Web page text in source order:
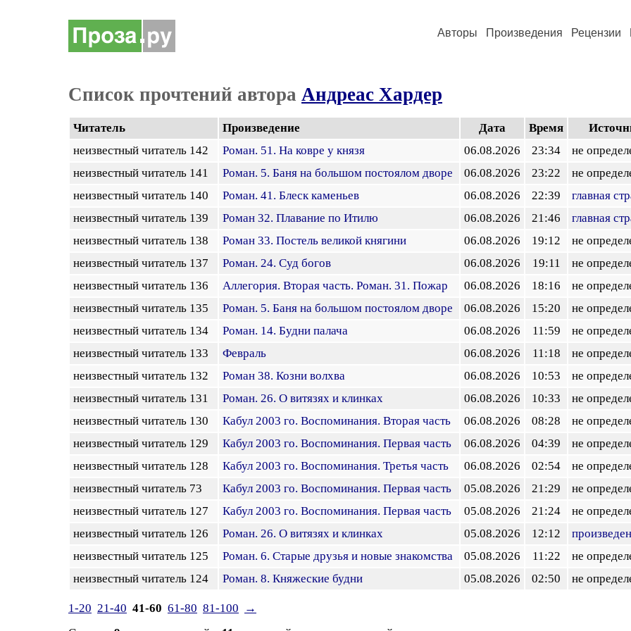
Авторы Произведения Рецензии
Список прочтений автора Андреас Хардер
Читатель Произведение Дата Время
неизвестный читатель 142
Роман. 51. На ковре у князя 06.08.2026 23:34
не
неизвестный читатель 141
Роман. 5. Баня на большом постоялом дворе 06.08.2026 23:22
не
неизвестный читатель 140
Роман. 41. Блеск каменьев 06.08.2026 22:39
главная
неизвестный читатель 139
Роман 32. Плавание по Итилю 06.08.2026 21:46
главная
неизвестный читатель 138
Роман 33. Постель великой княгини 06.08.2026 19:12
не
неизвестный читатель 137
Роман. 24. Суд богов 06.08.2026 19:11
не
неизвестный читатель 136
Аллегория. Вторая часть. Роман. 31. Пожар 06.08.2026 18:16
не
неизвестный читатель 135
Роман. 5. Баня на большом постоялом дворе 06.08.2026 15:20
не
неизвестный читатель 134
Роман. 14. Будни палача 06.08.2026 11:59
не
неизвестный читатель 133
Февраль 06.08.2026 11:18
не
неизвестный читатель 132
Роман 38. Козни волхва 06.08.2026 10:53
не
неизвестный читатель 131
Роман. 26. О витязях и клинках 06.08.2026 10:33
не
неизвестный читатель 130
Кабул 2003 го. Воспоминания. Вторая часть 06.08.2026 08:28
не
неизвестный читатель 129
Кабул 2003 го. Воспоминания. Первая часть 06.08.2026 04:39
не
неизвестный читатель 128
Кабул 2003 го. Воспоминания. Третья часть 06.08.2026 02:54
не
неизвестный читатель 73
Кабул 2003 го. Воспоминания. Первая часть 05.08.2026 21:29
не
неизвестный читатель 127
Кабул 2003 го. Воспоминания. Первая часть 05.08.2026 21:24
не
неизвестный читатель 126
Роман. 26. О витязях и клинках 05.08.2026 12:12
неизвестный читатель 125
Роман. 6. Старые друзья и новые знакомства 05.08.2026 11:22
не
неизвестный читатель 124
Роман. 8. Княжеские будни 05.08.2026 02:50 не
1-20 21-40 41-60 61-80 81-100
→